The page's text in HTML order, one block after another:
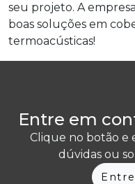
seu projeto. A
boas soluções em
termoacústicas!
Entre em
Clique no botão e
dúvidas ou